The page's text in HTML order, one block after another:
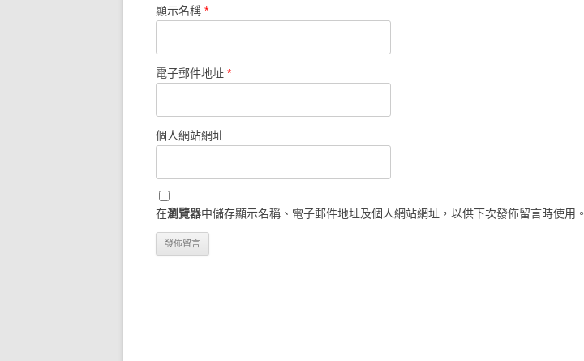
顯示名稱 *
電子郵件地址 *
個人網站網址
在瀏覽器中儲存顯示名稱、電子郵件地址及個人網站網址，以供下次發佈留言時使用。